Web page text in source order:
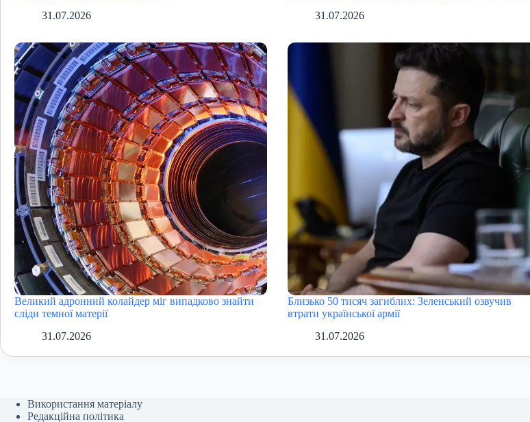
31.07.2026
31.07.2026
Великий адронний колайдер міг випадково знайти
сліди темної матерії
31.07.2026
Близько 50 тисяч загиблих: Зеленський озвучив
втрати української армії
31.07.2026
Використання матеріалу
Редакційна політика